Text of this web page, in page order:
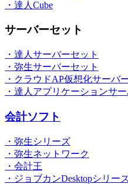
・達人Cube
サーバーセット
・達人サーバーセット
・弥生サーバーセット
・クラウドAP仮想化サーバ
・達人アプリケーションサ
会計ソフト
・弥生シリーズ
・弥生ネットワーク
・会計王
・ジョブカンDesktopシリー